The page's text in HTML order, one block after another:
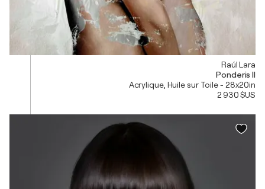
Raúl Lara
Ponderis II
Acrylique, Huile sur Toile - 28x20in
2 930 $US